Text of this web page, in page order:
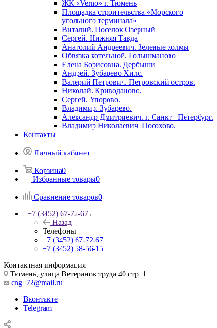
ЖК «Verno» г. Тюмень
Площадка строительства «Морского
угольного терминала»
Виталий. Поселок Озерный
Сергей. Нижняя Тавда
Анатолий Андреевич. Зеленые холмы
Обвязка котельной. Голышманово
Елена Борисовна. Дербыши
Андрей. Зубарево Хилс.
Валерий Петрович. Петровский остров.
Николай. Криводаново.
Сергей. Упорово.
Владимир. Зубарево.
Александр Дмитриевич. г. Санкт –Петербург.
Владимир Николаевич. Посохово.
Контакты
Личный кабинет
Корзина0
Избранные товары0
Сравнение товаров0
+7 (3452) 67-72-67
Назад
Телефоны
+7 (3452) 67-72-67
+7 (3452) 58-56-15
Контактная информация
Тюмень, улица Ветеранов труда 40 стр. 1
cng_72@mail.ru
Вконтакте
Telegram